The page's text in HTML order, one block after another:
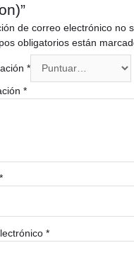
de correo electrónico no
obligatorios están
*
*
*
*